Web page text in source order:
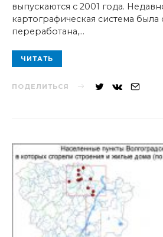
выпускаются с 2001 года.
картографическая система
переработана,…
ЧИТАТЬ
ПОДЕЛИТЬСЯ